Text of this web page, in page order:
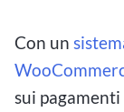
Con un
sui pagamenti